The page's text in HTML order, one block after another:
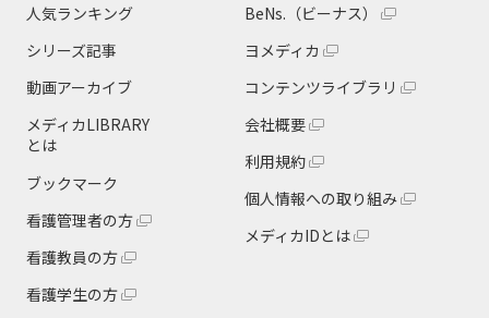
人気ランキング
シリーズ記事
動画アーカイブ
メディカLIBRARY
とは
ブックマーク
看護管理者の方
看護教員の方
看護学生の方
BeNs.（ビーナス）
ヨメディカ
コンテンツライブラリ
会社概要
利用規約
個人情報への取り組み
メディカIDとは